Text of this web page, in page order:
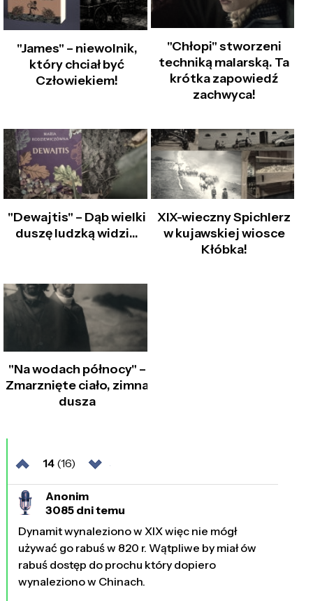
"James" – niewolnik,
który chciał być
Człowiekiem!
"Chłopi" stworzeni
techniką malarską. Ta
krótka zapowiedź
zachwyca!
"Dewajtis" – Dąb wielki
duszę ludzką widzi...
XIX-wieczny Spichlerz
w kujawskiej wiosce
Kłóbka!
"Na wodach północy" –
Zmarznięte ciało, zimna
dusza
14(16)
Anonim
3085 dni temu
Dynamit wynaleziono w XIX więc nie mógł
używać go rabuś w 820 r. Wątpliwe by miał ów
rabuś dostęp do prochu który dopiero
wynaleziono w Chinach.